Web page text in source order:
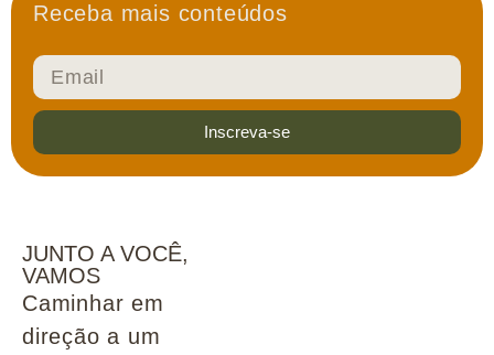
Receba mais conteúdos
Inscreva-se
JUNTO A VOCÊ,
VAMOS
Caminhar em
direção a um